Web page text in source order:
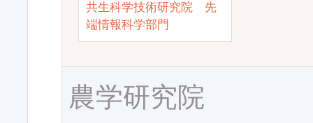
共生科学技術研究院 先
端情報科学部門
農学研究院